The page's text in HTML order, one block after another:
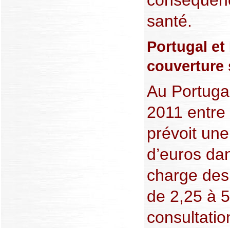
santé.
Portugal et
couverture
Au
2011
prévoit
d’euros
charge
de 2,25 à